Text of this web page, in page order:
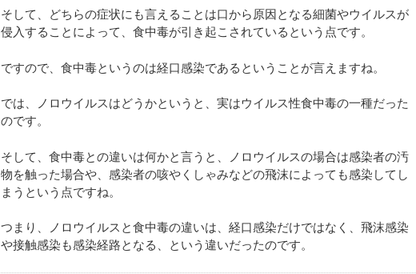
そして、どちらの症状にも言えることは口から原因となる細菌やウイルスが
侵入することによって、食中毒が引き起こされているという点です。
ですので、食中毒というのは経口感染であるということが言えますね。
では、ノロウイルスはどうかというと、実はウイルス性食中毒の一種だった
のです。
そして、食中毒との違いは何かと言うと、ノロウイルスの場合は感染者の汚
物を触った場合や、感染者の咳やくしゃみなどの飛沫によっても感染してし
まうという点ですね。
つまり、ノロウイルスと食中毒の違いは、経口感染だけではなく、飛沫感染
や接触感染も感染経路となる、という違いだったのです。